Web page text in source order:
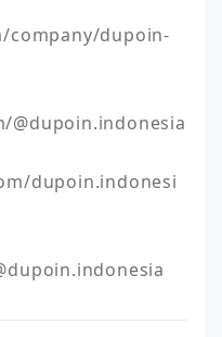
company/dupoin-
dupoin.indonesi